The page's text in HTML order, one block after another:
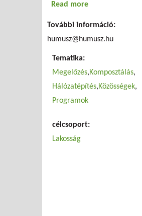
Read more
További információ:
humusz@humusz.hu
Tematika:
Megelőzés Komposztálás
Hálózatépítés Közösségek
Programok
célcsoport:
Lakosság